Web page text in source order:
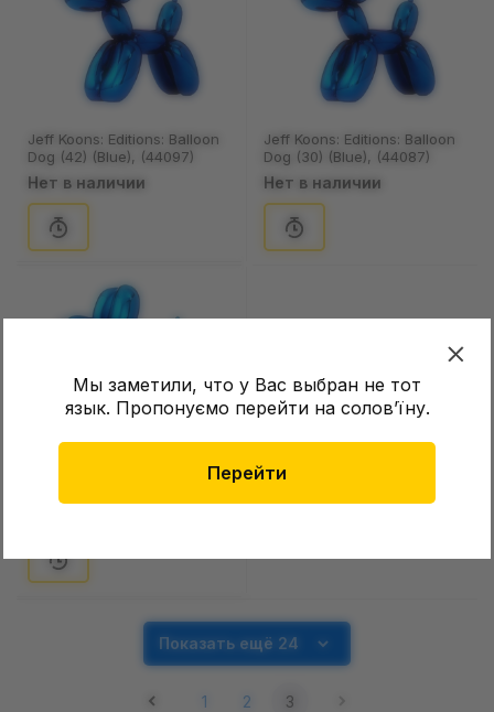
Мы заметили, что у Вас выбран не тот
язык. Пропонуємо перейти на соловʼїну.
Перейти
Jeff Koons: Editions: Balloon
Dog (42) (Blue), (44097)
Нет в наличии
Jeff Koons: Editions: Balloon
Dog (30) (Blue), (44087)
Нет в наличии
Jeff Koons: Editions: Balloon
Показать ещё 24
1 2 3